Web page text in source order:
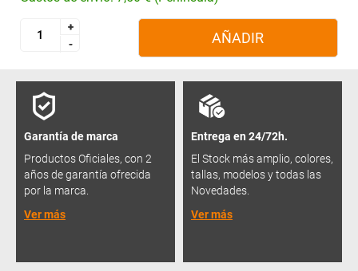
+
-
+
-
AÑADIR
Garantía de marca
Productos Oficiales, con 2
años de garantía ofrecida
por la marca.
Ver más
Entrega en 24/72h.
El Stock más amplio, colores,
tallas, modelos y todas las
Novedades.
Ver más